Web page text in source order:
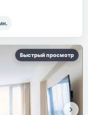
Быстрый просмотр